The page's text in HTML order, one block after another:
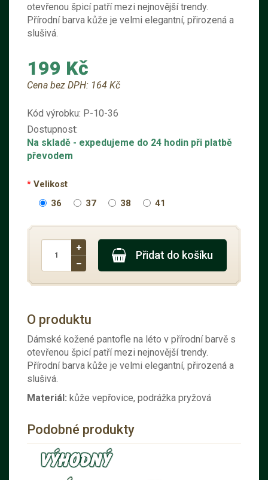
otevřenou špicí patří mezi nejnovější trendy.
Přírodní barva kůže je velmi elegantní, přirozená a
slušivá.
199 Kč
Cena bez DPH: 164 Kč
Kód výrobku: P-10-36
Dostupnost:
Na skladě - expedujeme do 24 hodin při platbě
převodem
Velikost
36
37 38 41
Přidat do košíku
O produktu
Dámské kožené pantofle na léto v přírodní barvě s
otevřenou špicí patří mezi nejnovější trendy.
Přírodní barva kůže je velmi elegantní, přirozená a
slušivá.
Materiál: kůže vepřovice, podrážka pryžová
Podobné produkty